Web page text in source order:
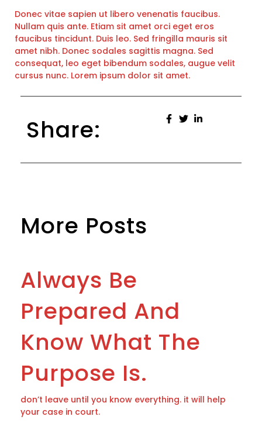
Donec vitae sapien ut libero venenatis faucibus.
Nullam quis ante. Etiam sit amet orci eget eros
faucibus tincidunt. Duis leo. Sed fringilla mauris sit
amet nibh. Donec sodales sagittis magna. Sed
consequat, leo eget bibendum sodales, augue velit
cursus nunc. Lorem ipsum dolor sit amet.
Share:
More Posts
Always Be
Prepared And
Know What The
Purpose Is.
don’t leave until you know everything. it will help
your case in court.